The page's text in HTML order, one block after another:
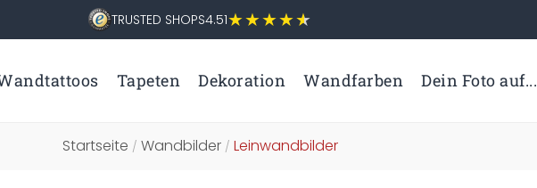
TRUSTED SHOPS4.51
Tapeten Dekoration Wandfarben Dein Foto auf...
Startseite / Wandbilder/ Leinwandbilder